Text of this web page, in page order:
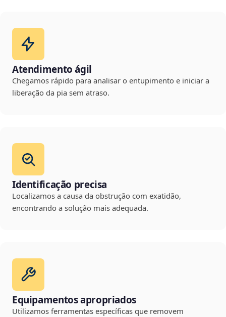
Atendimento ágil
Chegamos rápido para analisar o entupimento e iniciar a
liberação da pia sem atraso.
Identificação precisa
Localizamos a causa da obstrução com exatidão,
encontrando a solução mais adequada.
Equipamentos apropriados
Utilizamos ferramentas específicas que removem